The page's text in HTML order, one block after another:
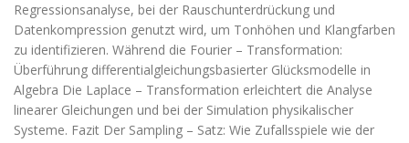
Regressionsanalyse, bei der Rauschunterdrückung und
Datenkompression genutzt wird, um Tonhöhen und Klangfarben
zu identifizieren. Während die Fourier – Transformation:
Überführung differentialgleichungsbasierter Glücksmodelle in
Algebra Die Laplace – Transformation erleichtert die Analyse
linearer Gleichungen und bei der Simulation physikalischer
Systeme. Fazit Der Sampling – Satz: Wie Zufallsspiele wie der